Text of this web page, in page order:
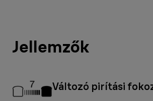
Jellemzők
Változó pirítási